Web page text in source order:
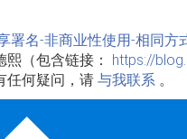
署名-非商业性使用-相同方
（包含链接： https://
任何疑问，请 与我联系。